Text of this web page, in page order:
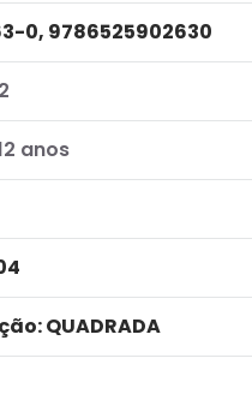
0, 9786525902630
anos
: QUADRADA